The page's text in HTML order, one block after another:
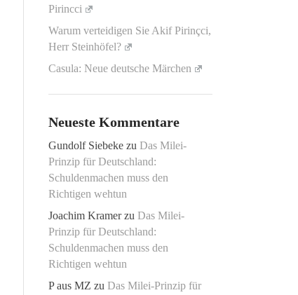
Pirincci
Warum verteidigen Sie Akif Pirinçci,
Herr Steinhöfel?
Casula: Neue deutsche Märchen
Neueste Kommentare
Gundolf Siebeke zu Das Milei-
Prinzip für Deutschland:
Schuldenmachen muss den
Richtigen wehtun
Joachim Kramerzu Das Milei-
Prinzip für Deutschland:
Schuldenmachen muss den
Richtigen wehtun
P aus MZ zu Das Milei-Prinzip für